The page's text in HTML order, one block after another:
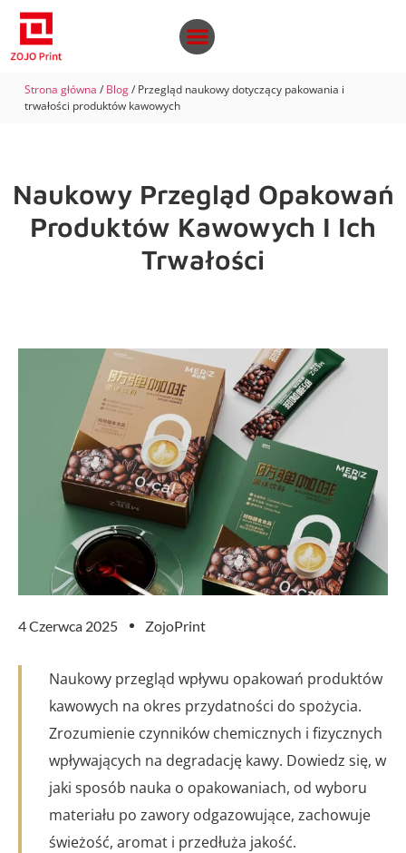
Strona główna / Blog/ Przegląd naukowy dotyczący pakowania i
trwałości produktów kawowych
Naukowy Przegląd Opakowań
Produktów Kawowych I Ich
Trwałości
4 Czerwca 2025 ZojoPrint
Naukowy przegląd wpływu opakowań produktów
kawowych na okres przydatności do spożycia.
Zrozumienie czynników chemicznych i fizycznych
wpływających na degradację kawy. Dowiedz się, w
jaki sposób nauka o opakowaniach, od wyboru
materiału po zawory odgazowujące, zachowuje
świeżość, aromat i przedłuża jakość.